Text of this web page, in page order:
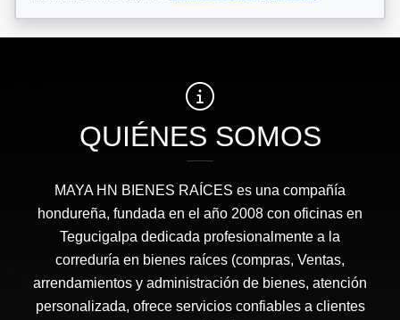
QUIÉNES SOMOS
MAYA HN BIENES RAÍCES​ es una compañía
hondureña, fundada en el año 2008 con oficinas en
Tegucigalpa dedicada profesionalmente a la
correduría en bienes raíces (compras, Ventas,
arrendamientos y administración de bienes, atención
personalizada, ofrece servicios confiables a clientes